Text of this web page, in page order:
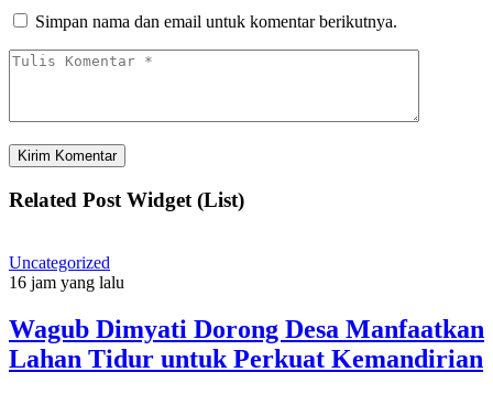
Simpan nama dan email untuk komentar berikutnya.
Related Post Widget (List)
Uncategorized
16 jam yang lalu
Wagub Dimyati Dorong Desa Manfaatkan
Lahan Tidur untuk Perkuat Kemandirian